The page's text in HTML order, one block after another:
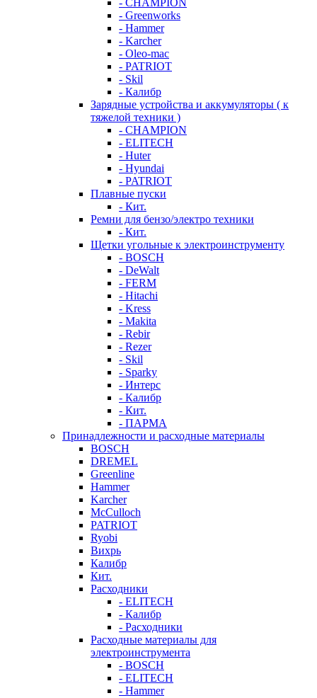
- CHAMPION
- Greenworks
- Hammer
- Karcher
- Oleo-mac
- PATRIOT
- Skil
- Калибр
Зарядные устройства и аккумуляторы ( к
тяжелой техники )
- CHAMPION
- ELITECH
- Huter
- Hyundai
- PATRIOT
Плавные пуски
- Кит.
Ремни для бензо/электро техники
- Кит.
Щетки угольные к электроинструменту
- BOSCH
- DeWalt
- FERM
- Hitachi
- Kress
- Makita
- Rebir
- Rezer
- Skil
- Sparky
- Интерс
- Калибр
- Кит.
- ПАРМА
Принадлежности и расходные материалы
BOSCH
DREMEL
Greenline
Hammer
Karcher
McCulloch
PATRIOT
Ryobi
Вихрь
Калибр
Кит.
Расходники
- ELITECH
- Калибр
- Расходники
Расходные материалы для
электроинструмента
- BOSCH
- ELITECH
- Hammer